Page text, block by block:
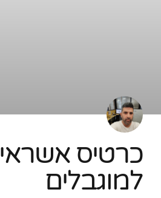
כרטיס אשראי
למוגבלים